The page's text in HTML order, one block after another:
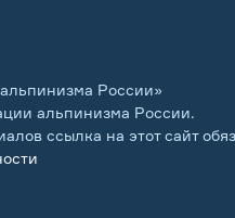
России»
альпинизма России.
ссылка на этот сайт